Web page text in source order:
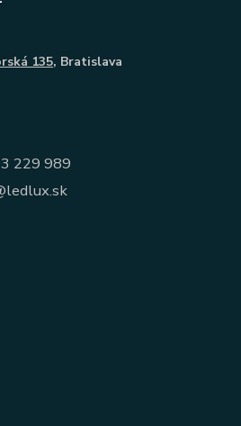
135, Bratislava
229 989